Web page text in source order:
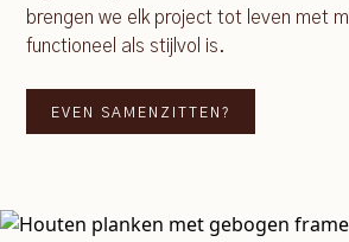
brengen we elk project tot leven met
functioneel als stijlvol is.
EVEN SAMENZITTEN?